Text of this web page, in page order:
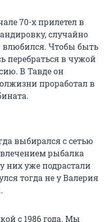
70-х прилетел в
случайно
Чтобы быть
перебраться в чужой
В Тавде он
проработал в
выбирался с сетью
рыбалка
них уже подрастали
тогда не у Валерия
с 1986 года. Мы